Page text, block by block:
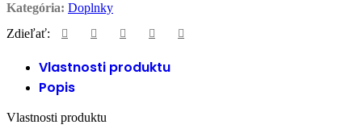
Kategória: Doplnky
Zdieľať:
Vlastnosti produktu
Popis
Vlastnosti produktu